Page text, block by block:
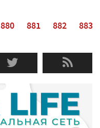
880 881 882 883